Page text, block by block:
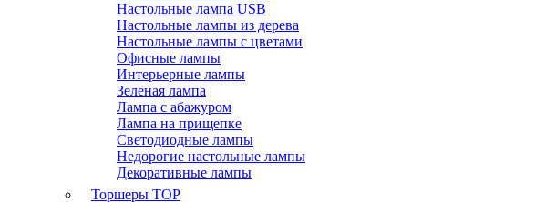
Настольные лампа USB
Настольные лампы из дерева
Настольные лампы с цветами
Офисные лампы
Интерьерные лампы
Зеленая лампа
Лампа с абажуром
Лампа на прищепке
Светодиодные лампы
Недорогие настольные лампы
Декоративные лампы
Торшеры TOP